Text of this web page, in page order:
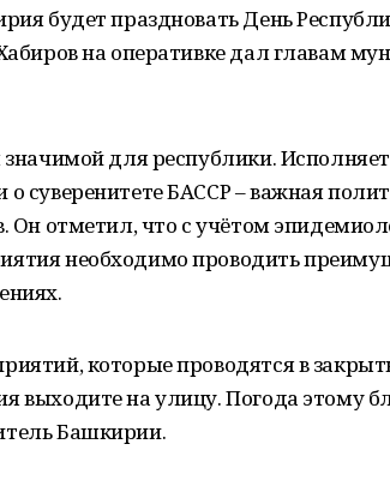
будет праздновать День
на оперативке дал главам
значимой для республики.
суверенитете БАССР – важная
Он отметил, что с учётом
необходимо проводить
которые проводятся в
выходите на улицу. Погода этому
Башкирии.